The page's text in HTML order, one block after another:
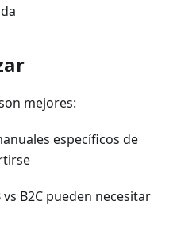
mejores:
específicos de
vs B2C pueden necesitar